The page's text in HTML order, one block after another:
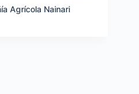
Agrícola Nainari